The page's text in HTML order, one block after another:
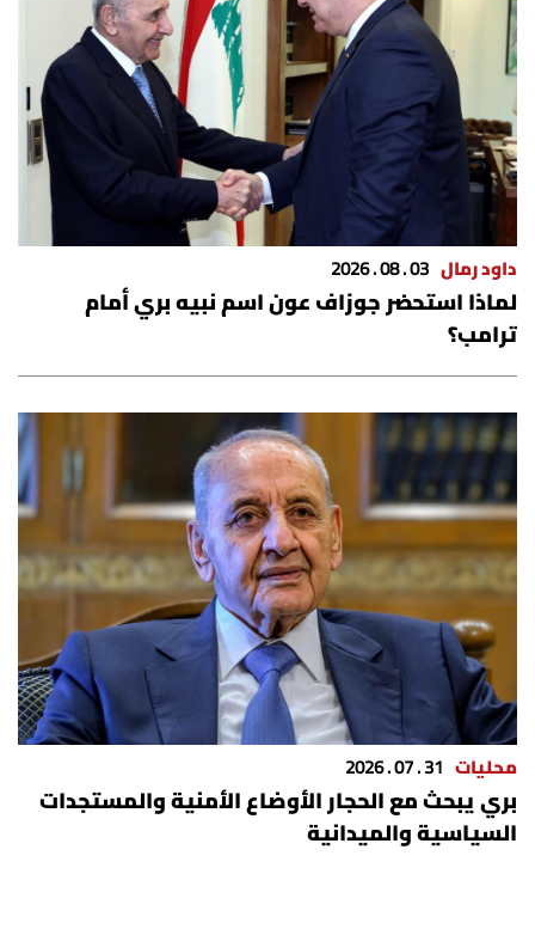
حظّك اليوم
للتاريخ
فيديو
من نحن
للتواصل معنا
شروط الاستخدام
شروط الإشتراك
Digital solutions by
داود رمال 03 . 08 . 2026
لماذا استحضر جوزاف عون اسم نبيه بري أمام
ترامب؟
محليات 31 . 07 . 2026
بري يبحث مع الحجار الأوضاع الأمنية والمستجدات
السياسية والميدانية